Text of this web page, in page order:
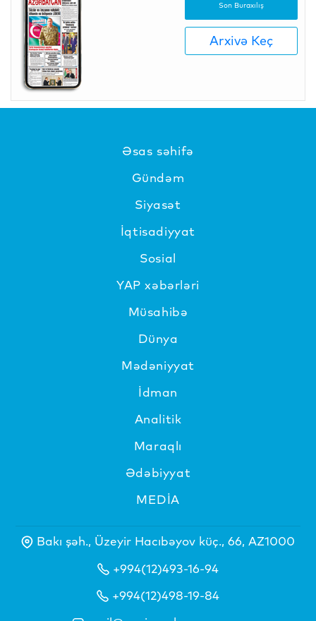
Son Buraxılış
Arxivə Keç
Əsas səhifə
Gündəm
Siyasət
İqtisadiyyat
Sosial
YAP xəbərləri
Müsahibə
Dünya
Mədəniyyat
İdman
Analitik
Maraqlı
Ədəbiyyat
MEDİA
Bakı şəh., Üzeyir Hacıbəyov küç., 66, AZ1000
+994(12)493-16-94
+994(12)498-19-84